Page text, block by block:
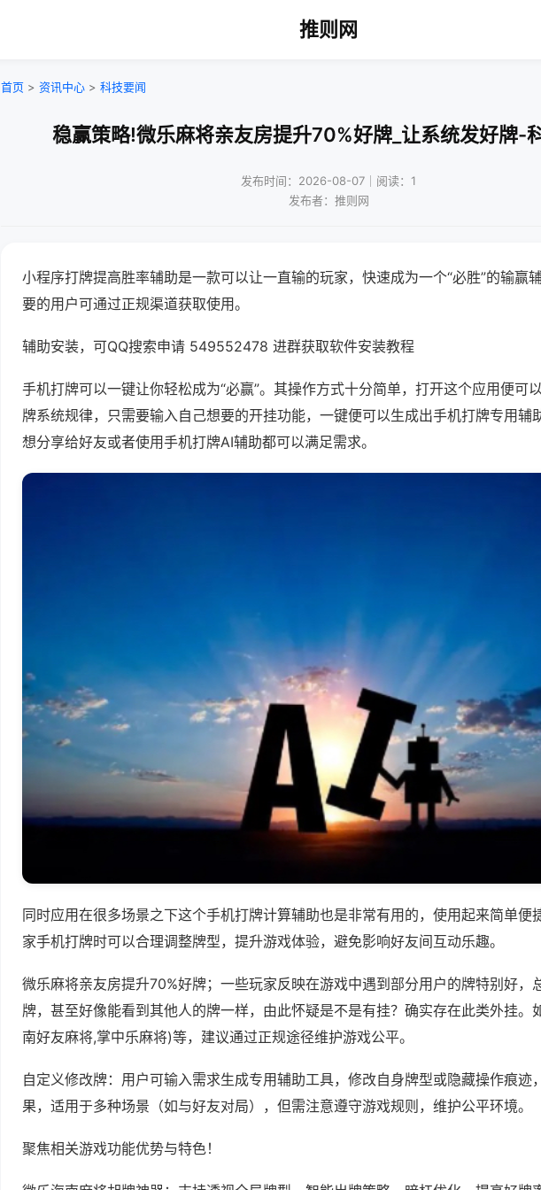
推则网
首页 > 资讯中心 > 科技要闻
稳赢策略!微乐麻将亲友房提升70%好牌_让系统发好牌-
发布时间：2026-08-07｜阅读：1
发布者：推则网
小程序打牌提高胜率辅助是一款可以让一直输的玩家，快速成为一个“必胜”的输赢
要的用户可通过正规渠道获取使用。
辅助安装，可QQ搜索申请 549552478 进群获取软件安装教程
手机打牌可以一键让你轻松成为“必赢”。其操作方式十分简单，打开这个应用便可
牌系统规律，只需要输入自己想要的开挂功能，一键便可以生成出手机打牌专用辅
想分享给好友或者使用手机打牌AI辅助都可以满足需求。
同时应用在很多场景之下这个手机打牌计算辅助也是非常有用的，使用起来简单便
家手机打牌时可以合理调整牌型，提升游戏体验，避免影响好友间互动乐趣。
微乐麻将亲友房提升70%好牌；一些玩家反映在游戏中遇到部分用户的牌特别好，
牌，甚至好像能看到其他人的牌一样，由此怀疑是不是有挂？确实存在此类外挂。
南好友麻将,掌中乐麻将)等，建议通过正规途径维护游戏公平。
自定义修改牌：用户可输入需求生成专用辅助工具，修改自身牌型或隐藏操作痕迹
果，适用于多种场景（如与好友对局），但需注意遵守游戏规则，维护公平环境。
聚焦相关游戏功能优势与特色！